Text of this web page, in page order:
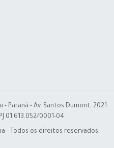
Paraná - Av. Santos Dumont, 2021
01.613.052/0001-04
- Todos os direitos reservados.